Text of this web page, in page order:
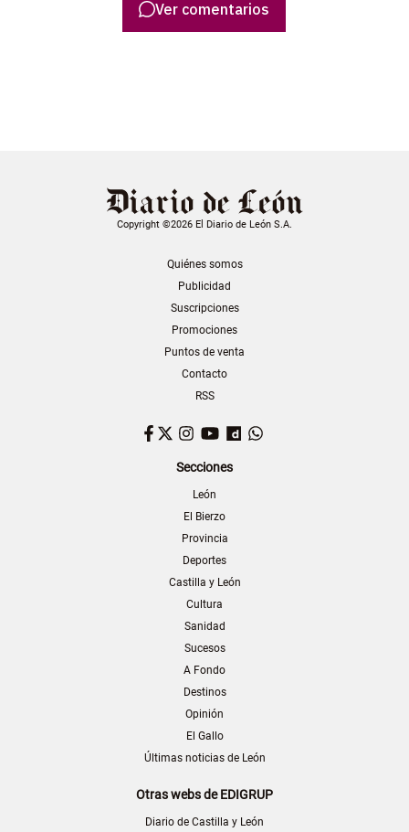
Ver comentarios
Copyright ©2026 El Diario de León S.A.
Quiénes somos
Publicidad
Suscripciones
Promociones
Puntos de venta
Contacto
RSS
Facebook
TwitterInstagram
YouTubeDailymotion
Secciones
León
El Bierzo
Provincia
Deportes
Castilla y León
Cultura
Sanidad
Sucesos
A Fondo
Destinos
Opinión
El Gallo
Últimas noticias de León
Otras webs de EDIGRUP
Diario de Castilla y León